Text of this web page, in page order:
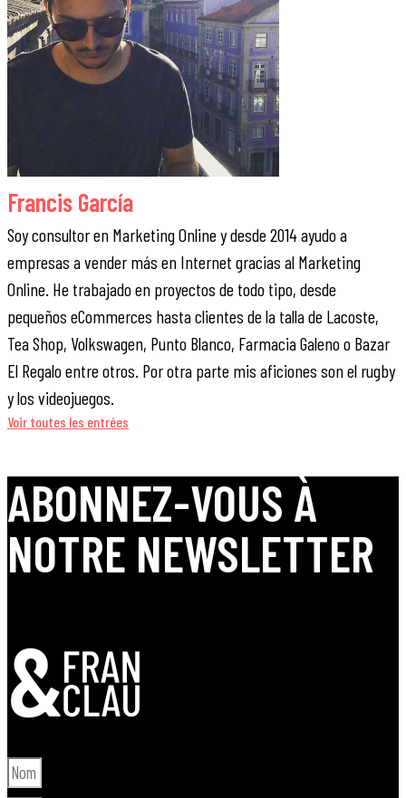
Francis García
Soy consultor en Marketing Online y desde 2014 ayudo a
empresas a vender más en Internet gracias al Marketing
Online. He trabajado en proyectos de todo tipo, desde
pequeños eCommerces hasta clientes de la talla de Lacoste,
Tea Shop, Volkswagen, Punto Blanco, Farmacia Galeno o Bazar
El Regalo entre otros. Por otra parte mis aficiones son el rugby
y los videojuegos.
Voir toutes les entrées
ABONNEZ-VOUS À
NOTRE NEWSLETTER